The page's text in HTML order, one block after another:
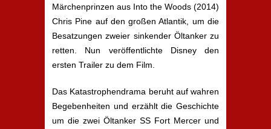
Märchenprinzen aus Into the Woods (2014)
Chris Pine auf den großen Atlantik, um die
Besatzungen zweier sinkender Öltanker zu
retten. Nun veröffentlichte Disney den
ersten Trailer zu dem Film.
Das Katastrophendrama beruht auf wahren
Begebenheiten und erzählt die Geschichte
um die zwei Öltanker SS Fort Mercer und